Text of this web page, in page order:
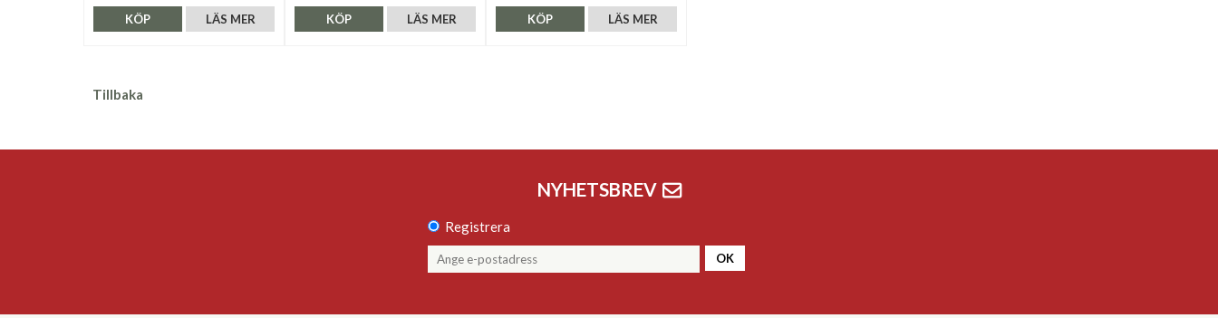
LÄS MER
KÖP LÄS MER
KÖP LÄS MER
KÖP
Tillbaka
NYHETSBREV
Registrera
OK